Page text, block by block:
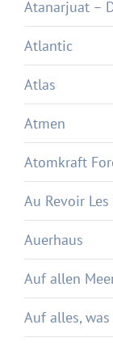
Atanarjuat –
Atlantic
Atlas
Atmen
Atomkraft
Au Revoir
Auerhaus
Auf allen
Auf alles,